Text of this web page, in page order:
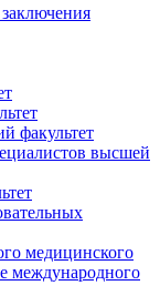
факультет
высшей
медицинского
международного